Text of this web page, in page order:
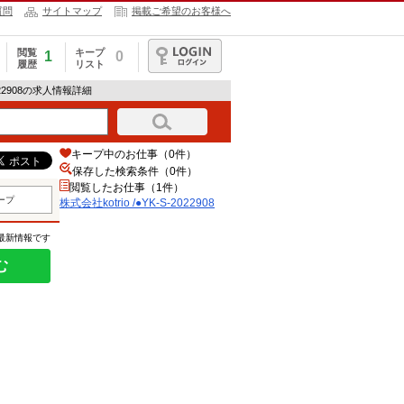
問 サイトマップ 掲載ご希望のお客様へ
閲覧
履歴
1
キープ
リスト
0
ログイン
の求人情報詳細
プ
新情報です
キープ中のお仕事（0件）
保存した検索条件（0件）
閲覧したお仕事（1件）
株式会社kotrio /●YK-S-2022908